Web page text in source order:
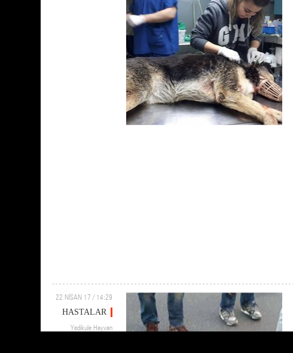
22 NİSAN 17 / 14:29
HASTALAR
Yedikule Hayvan